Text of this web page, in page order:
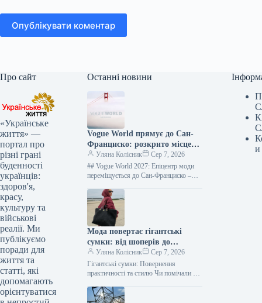
Опублікувати коментар
Про сайт
«Українське
життя» —
портал про
різні грані
буденності
українців:
здоров'я,
красу,
культуру та
військові
реалії. Ми
публікуємо
поради для
життя та
статті, які
допомагають
орієнтуватися
Останні новини
Vogue World прямує до Сан-
Франциско: розкрито місце
наступного феєричного шоу
Уляна Колісник
Сер 7, 2026
## Vogue World 2027: Епіцентр моди
переміщується до Сан-Франциско –
Після блискучих показів у Нью-
Йорку,…
Мода повертає гігантські
сумки: від шоперів до
замшевих і мішкуватих
Уляна Колісник
Сер 7, 2026
Гігантські сумки: Повернення
практичності та стилю Чи помічали ви,
in my bag? демонструють людей,…
и